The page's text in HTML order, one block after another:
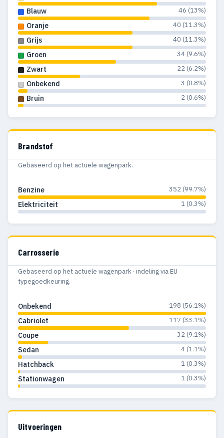
Blauw 46 (13%)
Oranje 40 (11.3%)
Grijs 40 (11.3%)
Groen 34 (9.6%)
Zwart 22 (6.2%)
Onbekend 3 (0.8%)
Bruin 2 (0.6%)
Brandstof
Gebaseerd op het actuele wagenpark.
Benzine 352 (99.7%)
Elektriciteit 1 (0.3%)
Carrosserie
Gebaseerd op het actuele wagenpark · indeling via EU
typegoedkeuring.
Onbekend 198 (56.1%)
Cabriolet 117 (33.1%)
Coupe 32 (9.1%)
Sedan 4 (1.1%)
Hatchback 1 (0.3%)
Stationwagen 1 (0.3%)
Uitvoeringen